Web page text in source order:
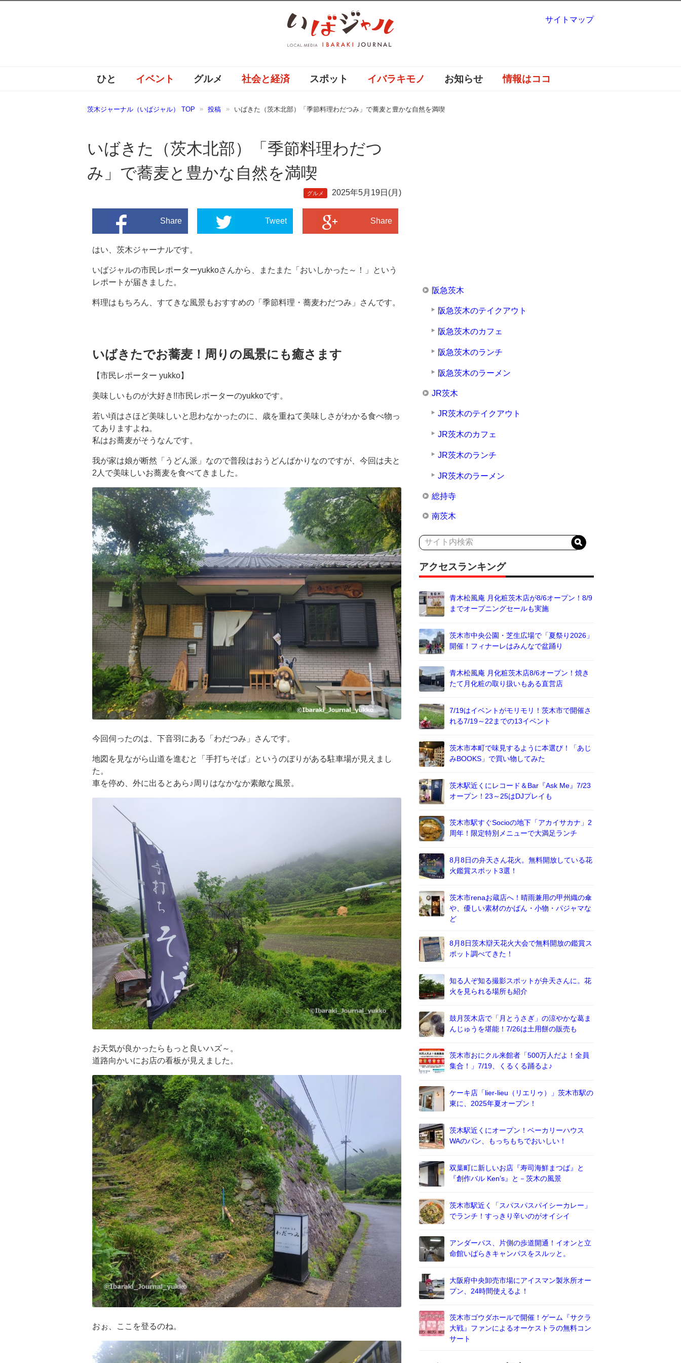
ひと イベント グルメ 社会と経済 スポット イバラキモノ お知らせ 情報はココ
茨木ジャーナル（いばジャル） TOP 投稿 いばきた（茨木北部）「季節料理わだつみ」で蕎麦と豊かな自然を満喫
いばきた（茨木北部）「季節料理わだつ
み」で蕎麦と豊かな自然を満喫
グルメ 2025年5月19日(月)
Share Tweet Share
はい、茨木ジャーナルです。
いばジャルの市民レポーターyukkoさんから、またまた「おいしかった～！」という
レポートが届きました。
料理はもちろん、すてきな風景もおすすめの「季節料理・蕎麦わだつみ」さんです。
いばきたでお蕎麦！周りの風景にも癒さます
【市民レポーター yukko】
美味しいものが大好き!!市民レポーターのyukkoです。
若い頃はさほど美味しいと思わなかったのに、歳を重ねて美味しさがわかる食べ物っ
てありますよね。
私はお蕎麦がそうなんです。
我が家は娘が断然「うどん派」なので普段はおうどんばかりなのですが、今回は夫と
2人で美味しいお蕎麦を食べてきました。
今回伺ったのは、下音羽にある「わだつみ」さんです。
地図を見ながら山道を進むと「手打ちそば」というのぼりがある駐車場が見えまし
た。
車を停め、外に出るとあら♪周りはなかなか素敵な風景。
お天気が良かったらもっと良いハズ～。
道路向かいにお店の看板が見えました。
おぉ、ここを登るのね。
阪急茨木
阪急茨木のテイクアウト
阪急茨木のカフェ
阪急茨木のランチ
阪急茨木のラーメン
JR茨木
JR茨木のテイクアウト
JR茨木のカフェ
JR茨木のランチ
JR茨木のラーメン
総持寺
南茨木
アクセスランキング
青木松風庵 月化粧茨木店が8/6オープン！8/9
までオープニングセールも実施
茨木市中央公園・芝生広場で「夏祭り2026」
開催！フィナーレはみんなで盆踊り
青木松風庵 月化粧茨木店8/6オープン！焼き
たて月化粧の取り扱いもある直営店
7/19はイベントがモリモリ！茨木市で開催さ
れる7/19～22までの13イベント
茨木市本町で味見するように本選び！「あじ
みBOOKS」で買い物してみた
茨木駅近くにレコード＆Bar『Ask Me』7/23
オープン！23～25はDJプレイも
茨木市駅すぐSocioの地下「アカイサカナ」2
周年！限定特別メニューで大満足ランチ
8月8日の弁天さん花火。無料開放している花
火鑑賞スポット3選！
茨木市renaお蔵店へ！晴雨兼用の甲州織の傘
や、優しい素材のかばん・小物・パジャマな
ど
8月8日茨木辯天花火大会で無料開放の鑑賞ス
ポット調べてきた！
知る人ぞ知る撮影スポットが弁天さんに。花
火を見られる場所も紹介
鼓月茨木店で「月とうさぎ」の涼やかな葛ま
んじゅうを堪能！7/26は土用餅の販売も
茨木市おにクル来館者「500万人だよ！全員
集合！」7/19、くるくる踊るよ♪
ケーキ店「lier-lieu（リエリゥ）」茨木市駅の
東に、2025年夏オープン！
茨木駅近くにオープン！ベーカリーハウス
WAのパン、もっちもちでおいしい！
双葉町に新しいお店『寿司海鮮まつば』と
『創作バル Ken’s』と－茨木の風景
茨木市駅近く「スパスパスパイシーカレー」
でランチ！すっきり辛いのがオイシイ
アンダーパス、片側の歩道開通！イオンと立
命館いばらきキャンパスをスルッと。
大阪府中央卸売市場にアイスマン製氷所オー
プン、24時間使えるよ！
茨木市ゴウダホールで開催！ゲーム『サクラ
大戦』ファンによるオーケストラの無料コン
サート
サイトマップ